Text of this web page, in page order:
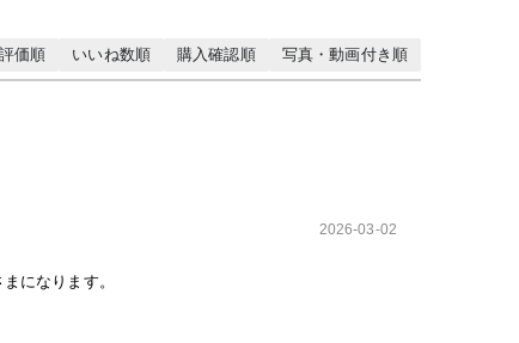
評価順 いいね数順 購入確認順 写真・動画付き順
2026-03-02
になります。